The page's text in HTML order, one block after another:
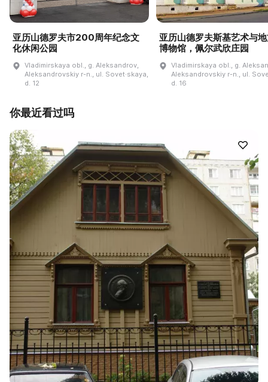
亚历山德罗夫市200周年纪念文
化休闲公园
Vladimirskaya obl., g. Aleksandrov,
Aleksandrovskiy r-n., ul. Sovet·skaya,
d. 12
亚历山德罗夫斯基艺术与
博物馆，佩尔武欣庄园
Vladimirskaya obl., g.
Aleksandrovskiy r-n., ul.
d. 16
你最近看过吗